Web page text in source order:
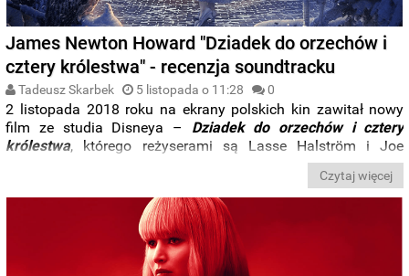
James Newton Howard "Dziadek do orzechów i
cztery królestwa" - recenzja soundtracku
Tadeusz Skarbek 5 listopada o 11:28 0
2 listopada 2018 roku na ekrany polskich kin zawitał nowy
film ze studia Disneya – Dziadek do orzechów i cztery
królestwa, którego reżyserami są Lasse Halström i Joe
Johnston. Zaś tydzień wcześniej do sprzedaży w naszych
sklepach internetowych trafił soundtrack z kompozycjami
Jamesa Newtona Howarda. Poniżej jego recenzja.
Czytaj więcej